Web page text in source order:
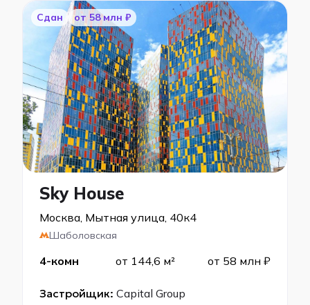
Сдан от 58 млн ₽
Sky House
Москва, Мытная улица, 40к4
Шаболовская
4-комн от 144,6 м² от 58 млн ₽
Застройщик: Capital Group